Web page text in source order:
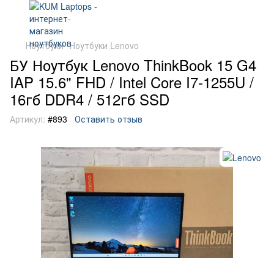
Ноутбуки Ноутбуки Lenovo
БУ Ноутбук Lenovo ThinkBook 15 G4
IAP 15.6" FHD / Intel Core I7-1255U /
16гб DDR4 / 512гб SSD
Артикул: #893 Оставить отзыв